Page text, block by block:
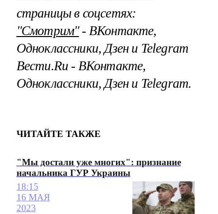
страницы в соцсетях:
"Смотрим"‐ ВКонтакте,
Одноклассники, Дзен и Telegram
Вести.Ru ‐ ВКонтакте,
Одноклассники, Дзен и Telegram.
ЧИТАЙТЕ ТАКЖЕ
"Мы достали уже многих": признание
начальника ГУР Украины
18:15
16 МАЯ
2023